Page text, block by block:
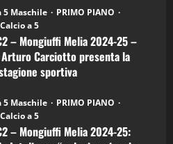
5 Maschile
PRIMO PIANO
a 5
– Mongiuffi Melia 2024-25 –
Carciotto presenta la
sportiva
5 Maschile
PRIMO PIANO
a 5
– Mongiuffi Melia 2024-25:
in Podcast: 26^ Puntata
07 Aprile 2026)
2026
in Podcast: 30^ Puntata
05 Maggio 2026)
2026